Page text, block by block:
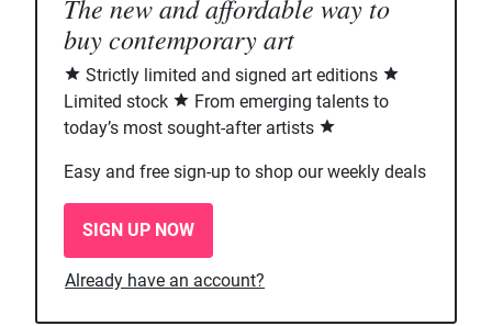
The new and affordable way to
buy contemporary art
Strictly limited and signed art editions
Limited stock
From emerging talents to
today’s most sought-after artists
Easy and free sign-up to shop our weekly deals
SIGN UP NOW
Already have an account?